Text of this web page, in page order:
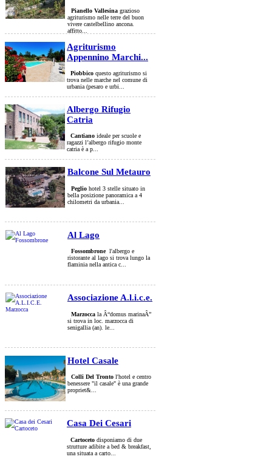
Pianello Vallesina grazioso
agriturismo nelle terre del buon
vivere castelbellino ancona.
affitto...
Agriturismo
Appennino Marchi...
Piobbico questo agriturismo si
trova nelle marche nel comune di
urbania (pesaro e urbi...
Albergo Rifugio
Catria
Cantiano ideale per scuole e
ragazzi l’albergo rifugio monte
catria è a p...
Balcone Sul Metauro
Peglio hotel 3 stelle situato in
bella posizione panoramica a 4
chilometri da urbania...
Al Lago
Fossombronel'albergo e
ristorante al lago si trova lungo la
flaminia nella antica c...
Associazione A.l.i.c.e.
Marzocca la Â“domus marinaÂ”
si trova in loc. marzocca di
senigallia (an). le...
Hotel Casale
Colli Del Tronto l'hotel e centro
benessere "il casale" è una grande
propriet&...
Casa Dei Cesari
Cartoceto disponiamo di due
strutture adibite a bed & breakfast,
una situata a carto...